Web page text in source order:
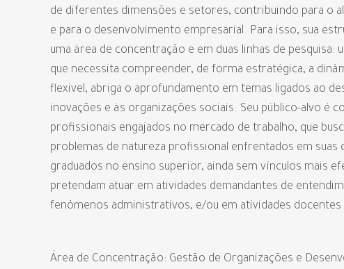
de diferentes dimensões e setores, contribuindo para o
e para o desenvolvimento empresarial. Para isso, sua
uma área de concentração e em duas linhas de
que necessita compreender, de forma estratégica, a
flexível, abriga o aprofundamento em temas ligados ao
inovações e às organizações sociais. Seu público-alvo é
profissionais engajados no mercado de trabalho, que
problemas de natureza profissional enfrentados em
graduados no ensino superior, ainda sem vínculos mais
pretendam atuar em atividades demandantes de
fenômenos administrativos, e/ou em atividades docentes
Área de Concentração: Gestão de Organizações e